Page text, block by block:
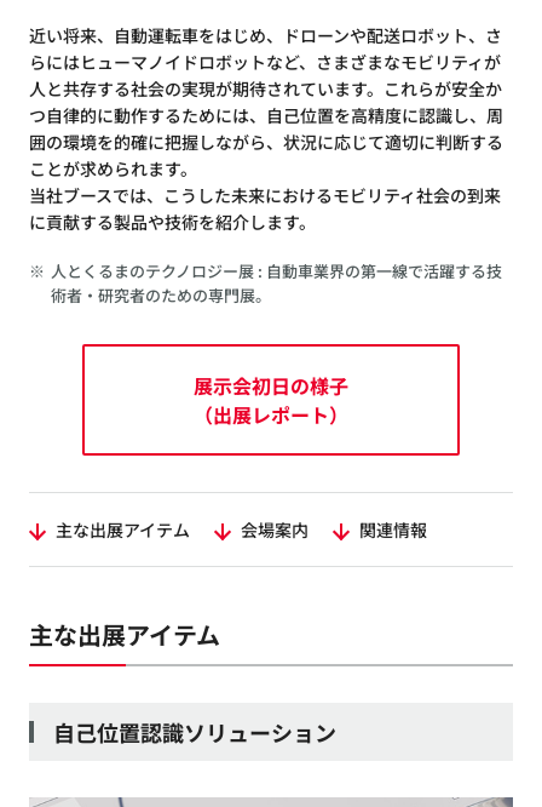
近い将来、自動運転車をはじめ、ドローンや配送ロボット、さ
らにはヒューマノイドロボットなど、さまざまなモビリティが
人と共存する社会の実現が期待されています。これらが安全か
つ自律的に動作するためには、自己位置を高精度に認識し、周
囲の環境を的確に把握しながら、状況に応じて適切に判断する
ことが求められます。
当社ブースでは、こうした未来におけるモビリティ社会の到来
に貢献する製品や技術を紹介します。
※ 人とくるまのテクノロジー展 : 自動車業界の第一線で活躍する技
術者・研究者のための専門展。
展示会初日の様子
（出展レポート）
主な出展アイテム 会場案内 関連情報
主な出展アイテム
自己位置認識ソリューション